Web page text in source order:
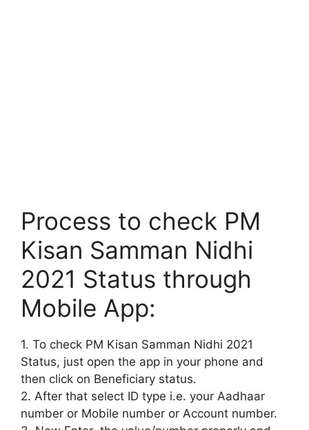
Process to check PM
Kisan Samman Nidhi
2021 Status through
Mobile App:
1. To check PM Kisan Samman Nidhi 2021
Status, just open the app in your phone and
then click on Beneficiary status.
2. After that select ID type i.e. your Aadhaar
number or Mobile number or Account number.